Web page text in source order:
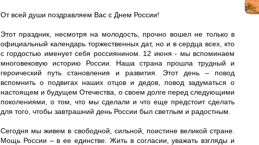
От всей души поздравляем Вас с Днем России!
Этот праздник, несмотря на молодость, прочно вошел не только в
официальный календарь торжественных дат, но и в сердца всех, кто
с гордостью именует себя россиянином. 12 июня - мы вспоминаем
многовековую историю России. Наша страна прошла трудный и
героический путь становления и развития. Этот день – повод
вспомнить о подвигах наших отцов и дедов, повод задуматься о
настоящем и будущем Отечества, о своем долге перед следующими
поколениями, о том, что мы сделали и что еще предстоит сделать
для того, чтобы завтрашний день России был светлым и радостным.
Сегодня мы живем в свободной, сильной, поистине великой стране.
Мощь России – в ее единстве. Жить в согласии, уважать взгляды и